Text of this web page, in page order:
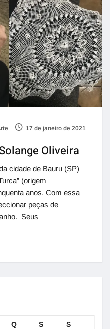
17 de janeiro de 2021
Oliveira
cidade de Bauru (SP)
(origem
anos. Com essa
peças de
Seus
Q S S